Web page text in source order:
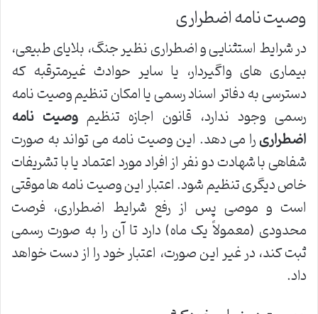
وصیت نامه اضطراری
در شرایط استثنایی و اضطراری نظیر جنگ، بلایای طبیعی،
بیماری های واگیردار، یا سایر حوادث غیرمترقبه که
دسترسی به دفاتر اسناد رسمی یا امکان تنظیم وصیت نامه
رسمی وجود ندارد، قانون اجازه تنظیم وصیت نامه
اضطراریرا می دهد. این وصیت نامه می تواند به صورت
شفاهی با شهادت دو نفر از افراد مورد اعتماد یا با تشریفات
خاص دیگری تنظیم شود. اعتبار این وصیت نامه ها موقتی
است و موصی پس از رفع شرایط اضطراری، فرصت
محدودی (معمولاً یک ماه) دارد تا آن را به صورت رسمی
ثبت کند، در غیر این صورت، اعتبار خود را از دست خواهد
داد.